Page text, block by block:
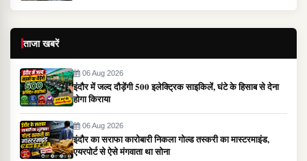
ताजा खबरें
06 Aug 2026
इंदौर में जल्द दौड़ेंगी 500 इलेक्ट्रिक साइकिलें, घंटे के हिसाब से देना
होगा किराया
06 Aug 2026
इंदौर का सराफा कारोबारी निकला गोल्ड तस्करी का मास्टरमाइंड,
एयरपोर्ट से ऐसे मंगवाता था सोना